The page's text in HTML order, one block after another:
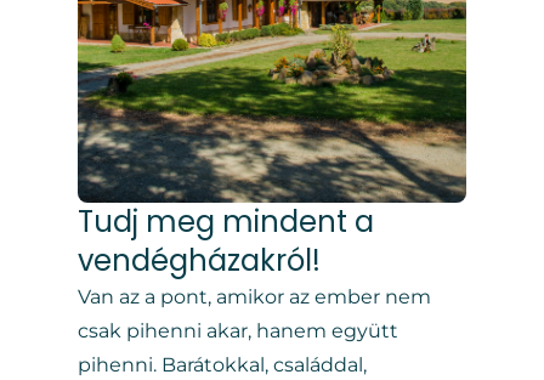
Tudj meg mindent a
vendégházakról!
Van az a pont, amikor az ember nem
csak pihenni akar, hanem együtt
pihenni. Barátokkal, családdal,